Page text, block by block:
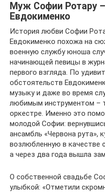
Муж Софии Ротару
Евдокименко
История любви Софии
Евдокименко похожа на
военную службу юноша
начинающей певицы в
первого взгляда. По
обстоятельств
музыку и даже во время
любимым инструментом –
оркестре. Именно это
молодой Софии:
ансамбль «Червона рута»,
возлюбленную в качестве
а через два года вышла
О собственной свадьбе
улыбкой: «Отметили